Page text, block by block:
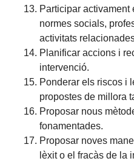
Participar
normes socials,
activitats
Planificar accions i
intervenció.
Ponderar els riscos i
propostes de millora
Proposar nous
fonamentades.
Proposar noves
lèxit o el fracàs de